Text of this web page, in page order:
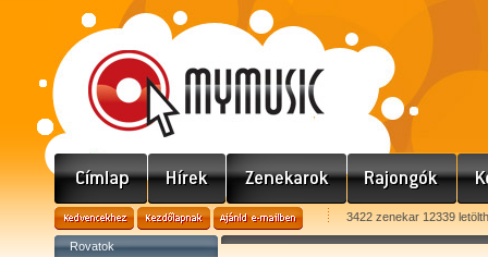
3422 zenekar 12339
Rovatok